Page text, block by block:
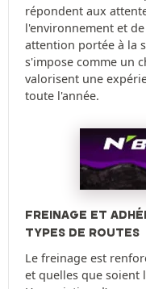
répondent aux
l'environnement et
attention portée à la
s'impose comme un
valorisent une
toute l'année.
FREINAGE ET
TYPES DE ROUTES
Le freinage est
et quelles que soient